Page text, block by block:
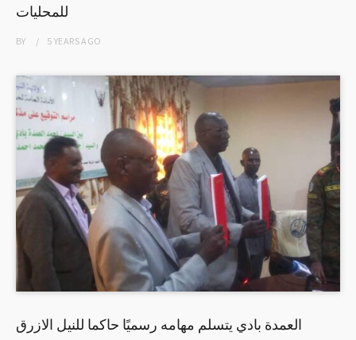
للمحليات
BY 5 YEARSAGO
العمدة بادي يتسلم مهامه رسميًا حاكما للنيل الازرق